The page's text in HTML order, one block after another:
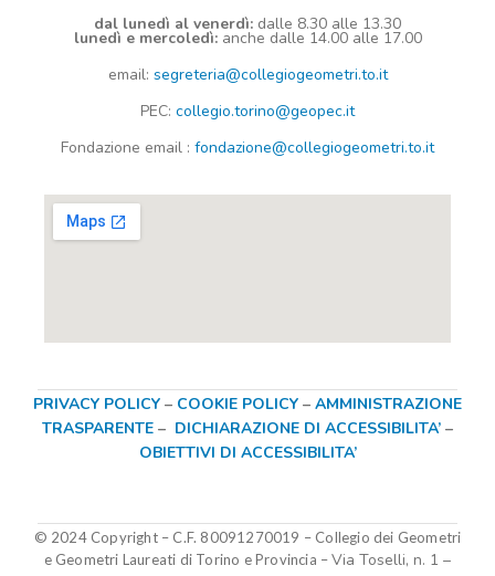
dal lunedì al venerdì: dalle 8.30 alle 13.30
lunedì e mercoledì: anche dalle 14.00 alle 17.00
email: segreteria@collegiogeometri.to.it
PEC: collegio.torino@geopec.it
Fondazione email : fondazione@collegiogeometri.to.it
PRIVACY POLICY – COOKIE POLICY – AMMINISTRAZIONE
TRASPARENTE – DICHIARAZIONE DI ACCESSIBILITA’ –
OBIETTIVI DI ACCESSIBILITA’
© 2024 Copyright – C.F. 80091270019 – Collegio dei Geometri
e Geometri Laureati di Torino e Provincia –Via Toselli, n. 1 –